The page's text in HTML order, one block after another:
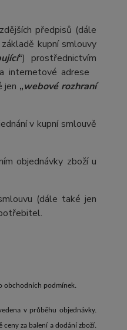
předpisů (dále
kupní smlouvy
“) prostřednictvím
internetové adrese
jen „webové rozhraní
v kupní smlouvě
objednávky zboží u
(dále také jen
obchodních podmínek.
v průběhu objednávky.
za balení a dodání zboží.